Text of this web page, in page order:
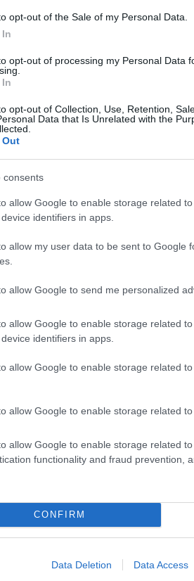
opt-out of the Sale of my Personal Data.
opt-out of processing my Personal Data
opt-out of Collection, Use, Retention,
Data that Is Unrelated with the
consents
allow Google to enable storage related
identifiers in apps.
allow my user data to be sent to Google
allow Google to send me personalized
allow Google to enable storage related
identifiers in apps.
allow Google to enable storage related
allow Google to enable storage related to
allow Google to enable storage related
functionality and fraud prevention,
CONFIRM
Data Deletion Data Access
Νέο «Καλημέρα Ελλάδα»